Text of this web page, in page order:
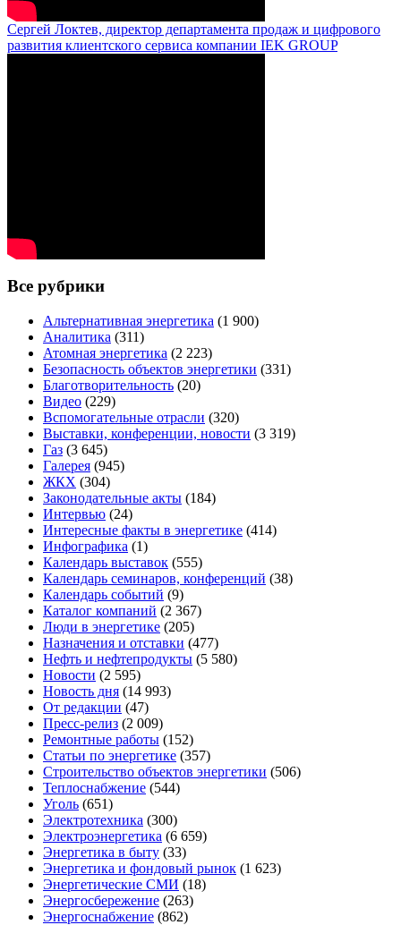
Сергей Локтев, директор департамента продаж и цифрового
развития клиентского сервиса компании IEK GROUP
Все рубрики
Альтернативная энергетика (1 900)
Аналитика (311)
Атомная энергетика (2 223)
Безопасность объектов энергетики (331)
Благотворительность (20)
Видео (229)
Вспомогательные отрасли (320)
Выставки, конференции, новости (3 319)
Газ (3 645)
Галерея (945)
ЖКХ (304)
Законодательные акты (184)
Интервью (24)
Интересные факты в энергетике (414)
Инфографика (1)
Календарь выставок (555)
Календарь семинаров, конференций (38)
Календарь событий (9)
Каталог компаний (2 367)
Люди в энергетике (205)
Назначения и отставки (477)
Нефть и нефтепродукты (5 580)
Новости (2 595)
Новость дня (14 993)
От редакции (47)
Пресс-релиз (2 009)
Ремонтные работы (152)
Статьи по энергетике (357)
Строительство объектов энергетики (506)
Теплоснабжение (544)
Уголь (651)
Электротехника (300)
Электроэнергетика (6 659)
Энергетика в быту (33)
Энергетика и фондовый рынок (1 623)
Энергетические СМИ (18)
Энергосбережение (263)
Энергоснабжение (862)